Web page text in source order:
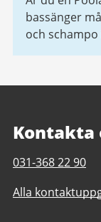
bassänger
och
Kontakta
Telefonnummer
Angered
031-368 22 90
Alla